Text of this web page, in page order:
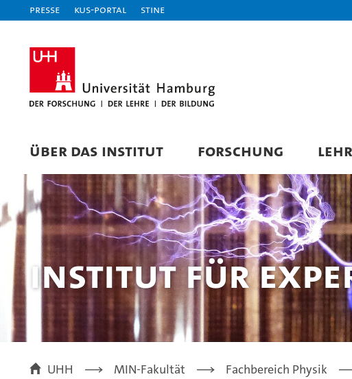
Presse KUS-Portal STiNE
ÜBER DAS INSTITUT FORSCHUNG
Institut für
UHH MIN-Fakultät Fachbereich Physik